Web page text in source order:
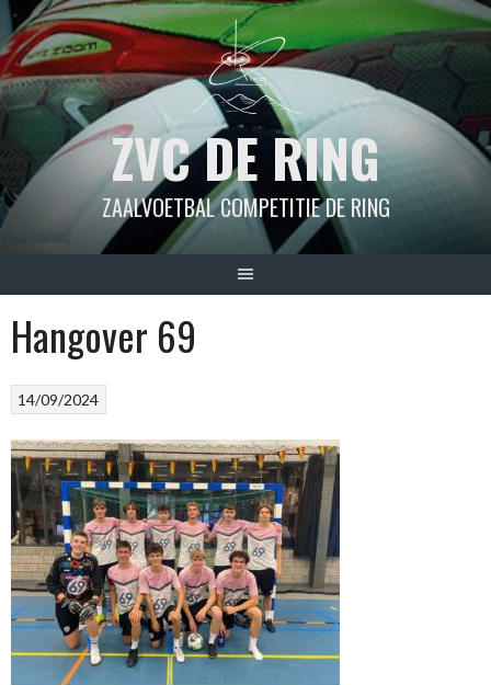
Spring
naar
inhoud
ZVC DE RING
ZAALVOETBAL COMPETITIE DE RING
Hangover 69
14/09/2024